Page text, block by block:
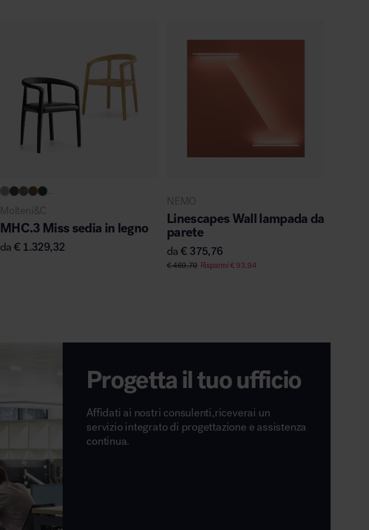
Molteni&C
MHC.3 Miss sedia in legno
da€ 1.329,32
NEMO
Linescapes Wall lampada da
parete
da€ 375,76
€469,70 Risparmi€93,94
Progetta il tuo ufficio
Affidati ai nostri consulenti,riceverai un
servizio integrato di progettazione e assistenza
continua.